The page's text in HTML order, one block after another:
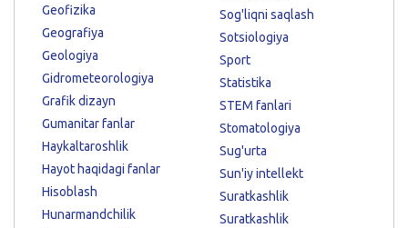
Geofizika
Geografiya
Geologiya
Gidrometeorologiya
Grafik dizayn
Gumanitar fanlar
Haykaltaroshlik
Hayot haqidagi fanlar
Hisoblash
Hunarmandchilik
Sog'liqni saqlash
Sotsiologiya
Sport
Statistika
STEM fanlari
Stomatologiya
Sug'urta
Sun'iy intellekt
Suratkashlik
Suratkashlik